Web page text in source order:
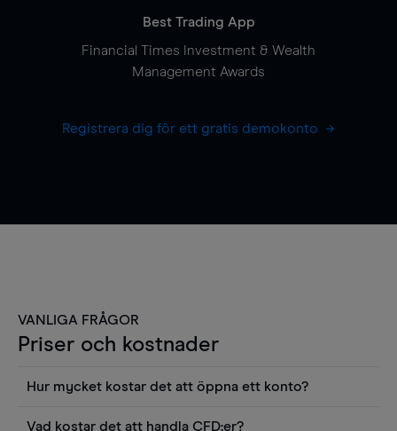
Best Trading App
Financial Times Investment & Wealth
Management Awards
Registrera dig för ett gratis demokonto
VANLIGA FRÅGOR
Priser och kostnader
Hur mycket kostar det att öppna ett konto?
Vad kostar det att handla CFD:er?